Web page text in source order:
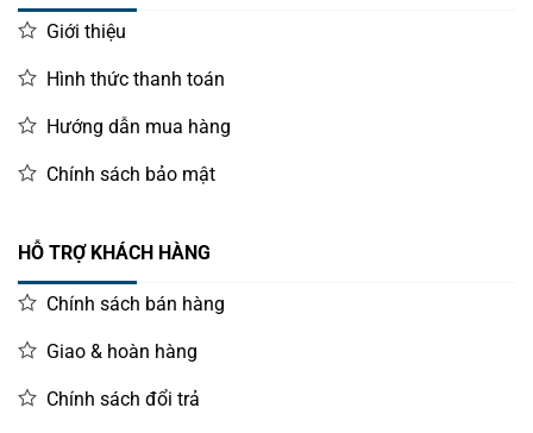
Hotline tư vấn viễn phí: 0987919040
Giới thiệu
Hình thức thanh toán
Hướng dẫn mua hàng
Chính sách bảo mật
HỖ TRỢ KHÁCH HÀNG
Chính sách bán hàng
Giao & hoàn hàng
Chính sách đổi trả